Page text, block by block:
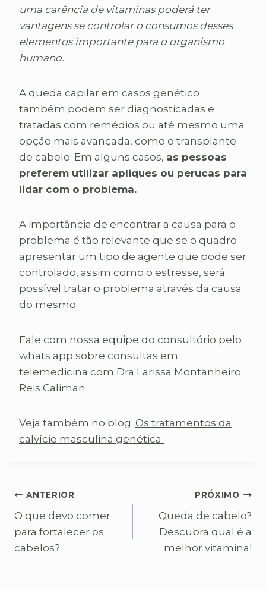
uma carência de vitaminas poderá ter
vantagens se controlar o consumos desses
elementos importante para o organismo
humano.
A queda capilar em casos genético
também podem ser diagnosticadas e
tratadas com remédios ou até mesmo uma
opção mais avançada, como o transplante
de cabelo. Em alguns casos, as pessoas
preferem utilizar apliques ou perucas para
lidar com o problema.
A importância de encontrar a causa para o
problema é tão relevante que se o quadro
apresentar um tipo de agente que pode ser
controlado, assim como o estresse, será
possível tratar o problema através da causa
do mesmo.
Fale com nossa equipe do consultório pelo
whats app sobre consultas em
telemedicina com Dra Larissa Montanheiro
Reis Caliman
Veja também no blog: Os tratamentos da
calvície masculina genética
Navegação
de
Post
ANTERIOR
O que devo comer
para fortalecer os
cabelos?
PRÓXIMO
Queda de cabelo?
Descubra qual é a
melhor vitamina!